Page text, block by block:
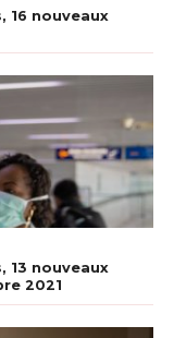
16 nouveaux
13 nouveaux
2021